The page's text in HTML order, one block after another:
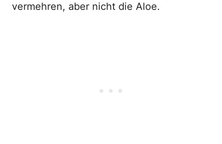
vermehren, aber nicht die Aloe.